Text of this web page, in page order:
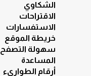
الشكاوي
الاقتراحات
الاستفسارات
خريطة الموقع
سهولة التصفح
المساعدة
أرقام الطوارىء